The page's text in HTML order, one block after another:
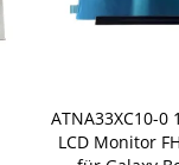
ATNA33XC10-0
LCD Monitor